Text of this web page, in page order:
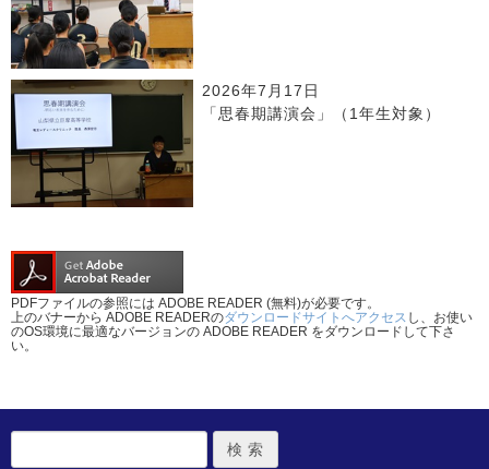
2026年7月17日
「思春期講演会」（1年生対象）
PDFファイルの参照には ADOBE READER (無料)が必要です。
上のバナーから ADOBE READERのダウンロードサイトへアクセス し、お使い
のOS環境に最適なバージョンの ADOBE READER をダウンロードして下さ
い。